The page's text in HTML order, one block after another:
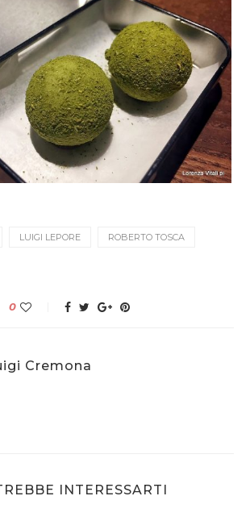
LUIGI LEPORE ROBERTO TOSCA
0
Cremona
INTERESSARTI